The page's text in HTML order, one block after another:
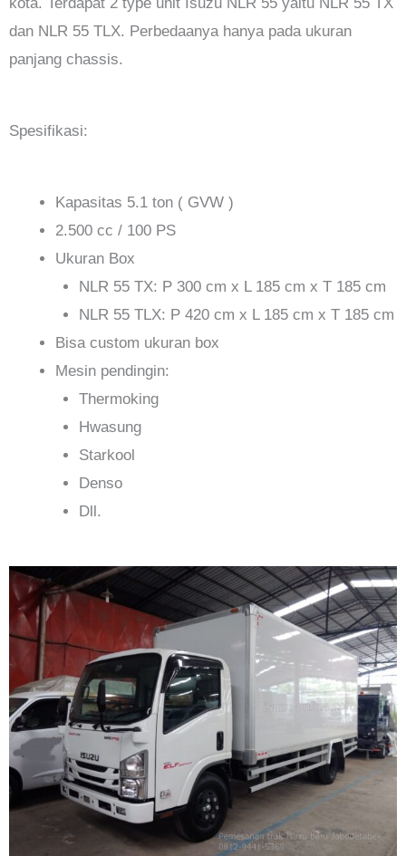
dan NLR 55 TLX. Perbedaanya hanya pada ukuran
panjang chassis.
Spesifikasi:
Kapasitas 5.1 ton ( GVW )
2.500 cc / 100 PS
Ukuran Box
NLR 55 TX: P 300 cm x L 185 cm x T 185 cm
NLR 55 TLX: P 420 cm x L 185 cm x T 185 cm
Bisa custom ukuran box
Mesin pendingin:
Thermoking
Hwasung
Starkool
Denso
Dll.